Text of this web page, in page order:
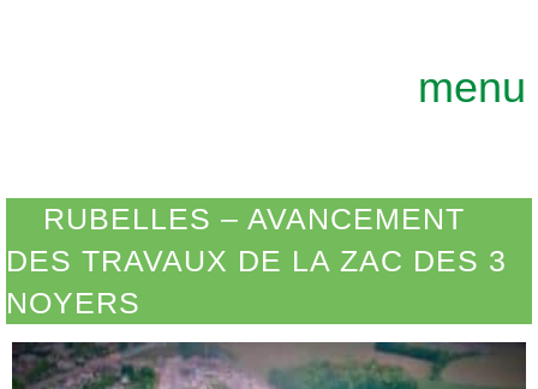
menu
RUBELLES – AVANCEMENT
DES TRAVAUX DE LA ZAC DES 3
NOYERS